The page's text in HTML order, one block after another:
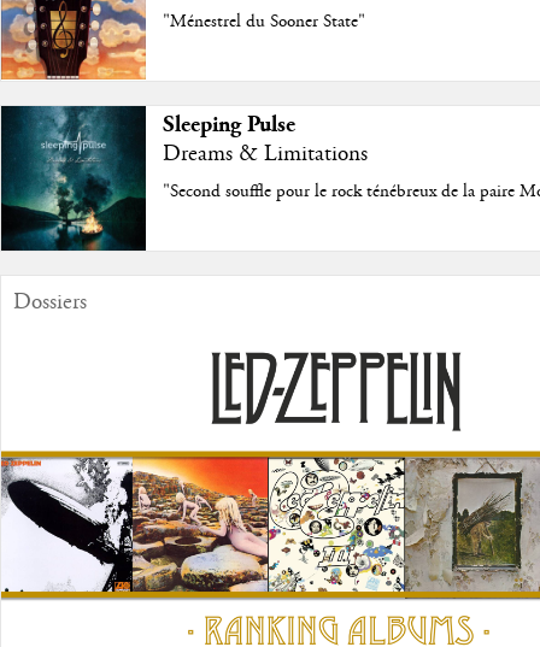
"Ménestrel du Sooner State"
Sleeping Pulse
Dreams & Limitations
"Second souffle pour le rock ténébreux de la paire
Dossiers